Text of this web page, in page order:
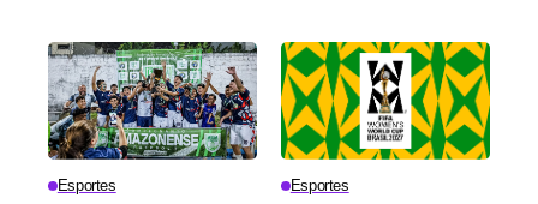
Esportes Esportes